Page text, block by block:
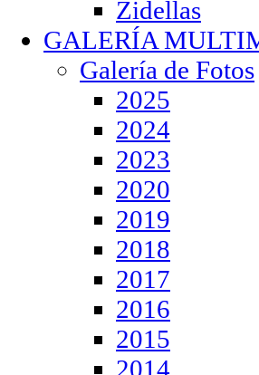
Zidellas
GALERÍA
Galería de Fotos
2025
2024
2023
2020
2019
2018
2017
2016
2015
2014